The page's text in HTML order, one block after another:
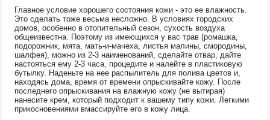
Главное условие хорошего состояния кожи - это ее влажность.
Это сделать тоже весьма несложно. В условиях городских
домов, особенно в отопительный сезон, сухость воздуха
общеизвестна. Поэтому из имеющихся у вас трав (ромашка,
подорожник, мята, мать-и-мачеха, листья малины, смородины,
шалфея), можно из 2-3 наименований, сделайте отвар, дайте
настояться ему 2-3 часа, процедите и налейте в пластиковую
бутылку. Наденьте на нее распылитель для полива цветов и,
находясь дома, время от времени опрыскивайте кожу. После
последнего опрыскивания на влажную кожу (не вытирая)
нанесите крем, который подходит к вашему типу кожи. Легкими
прикосновениями вмассируйте его в кожу лица.